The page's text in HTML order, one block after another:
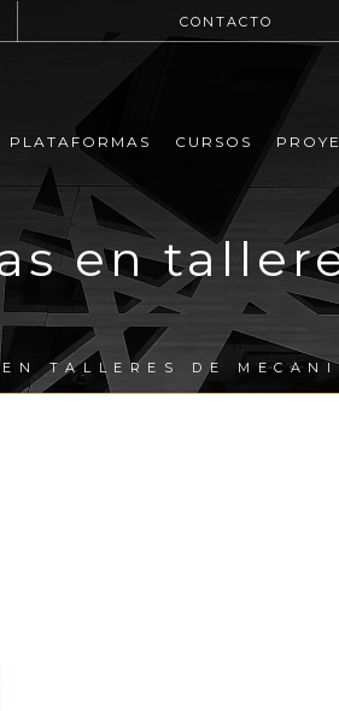
CONTACTO
PLATAFORMAS CURSOS
en
TALLERES DE